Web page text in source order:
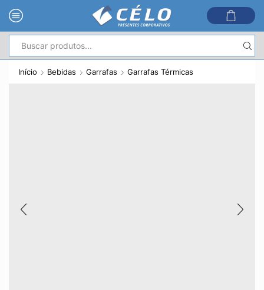
de
pesquisa
Início Bebidas Garrafas Garrafas Térmicas